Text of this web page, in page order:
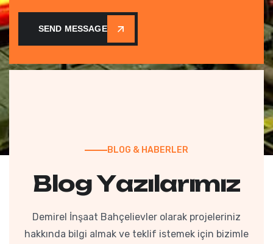
SEND MESSAGE
BLOG & HABERLER
BlogYazılarımız
Demirel İnşaat Bahçelievler olarak projeleriniz
hakkında bilgi almak ve teklif istemek için bizimle